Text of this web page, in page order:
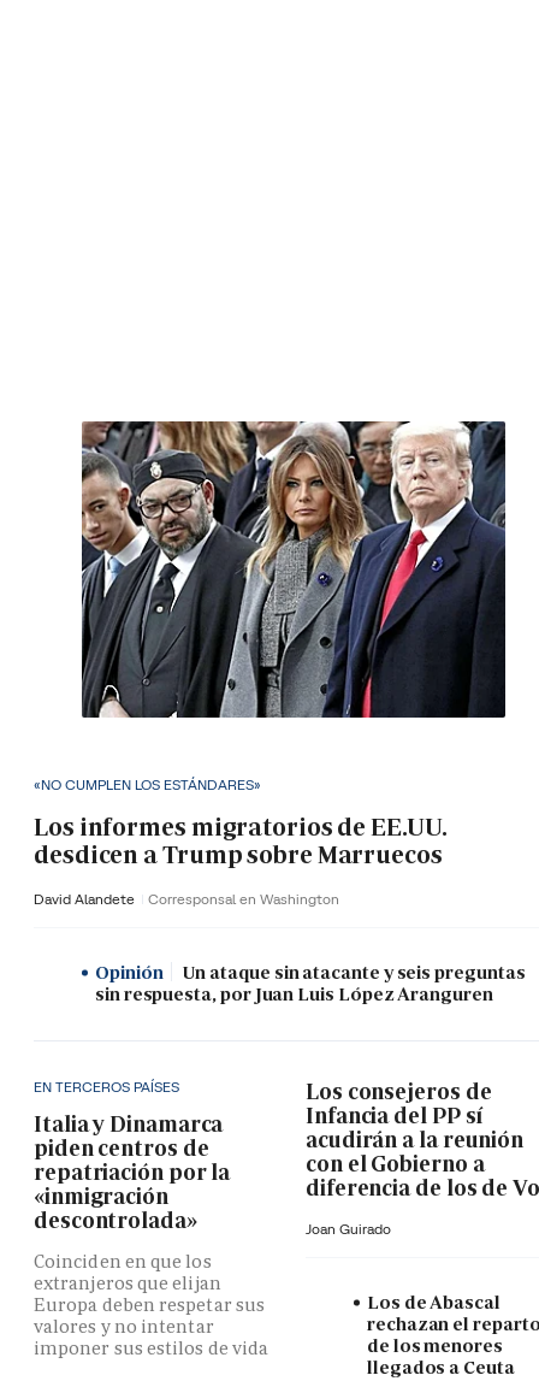
«NO CUMPLEN LOS ESTÁNDARES»
Los informes migratorios de EE.UU.
desdicen a Trump sobre Marruecos
David Alandete Corresponsal en Washington
Opinión
Un ataque sin atacante y seis preguntas
sin respuesta, por Juan Luis López Aranguren
EN TERCEROS PAÍSES
Italia y Dinamarca
piden centros de
repatriación por la
«inmigración
descontrolada»
Coinciden en que los
extranjeros que elijan
Europa deben respetar sus
valores y no intentar
imponer sus estilos de vida
Los consejeros de
Infancia del PP sí
acudirán a la reunión
con el Gobierno a
diferencia de los de
Joan Guirado
Los de Abascal
rechazan el
de los menores
llegados a Ceuta